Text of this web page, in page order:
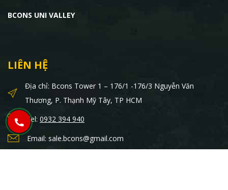
BCONS UNI VALLEY
LIÊN HỆ
Địa chỉ: Bcons Tower 1 – 176/1 -176/3 Nguyễn Văn
Thương, P. Thạnh Mỹ Tây, TP HCM
Tel: 0932 394 940
Email: sale.bcons@gmail.com